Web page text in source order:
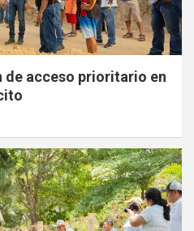
de acceso prioritario en